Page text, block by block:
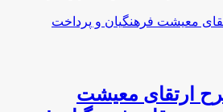
ارتقای معیشت